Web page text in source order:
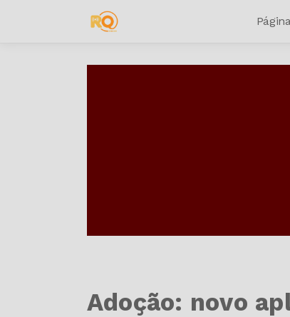
Adoção: novo